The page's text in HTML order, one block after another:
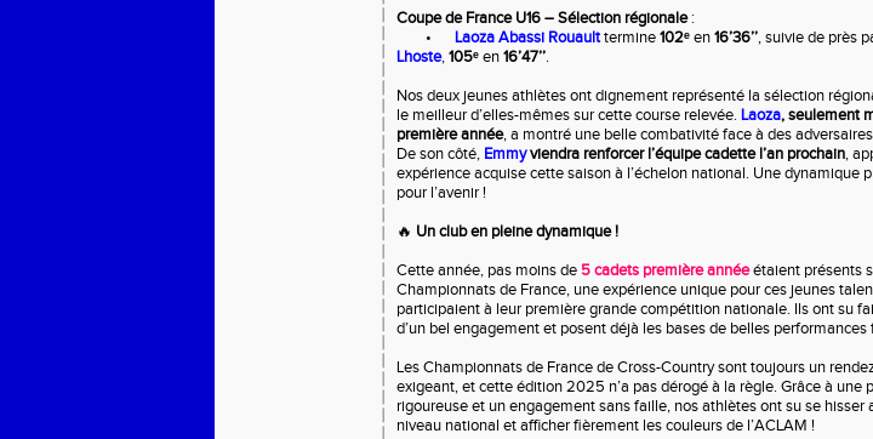
Coupe de France U16 – Sélection régionale :
•
Laoza Abassi Rouaulttermine102ᵉen16’36’’, suivie de près
Lhoste,105ᵉen16’47’’.
Nos deux jeunes athlètes ont dignement représenté la sélection
le meilleur d’elles-mêmes sur cette course relevée. Laoza, seulement
première année, a montré une belle combativité face à des
De son côté, Emmyviendra renforcer l’équipe cadette l’an prochain,
expérience acquise cette saison à l’échelon national. Une dynamique
pour l’avenir !
🔥 Un club en pleine dynamique !
Cette année, pas moins de 5 cadets première annéeétaient présents
Championnats de France, une expérience unique pour ces jeunes
participaient à leur première grande compétition nationale. Ils ont su
d’un bel engagement et posent déjà les bases de belles performances
Les Championnats de France de Cross-Country sont toujours un
exigeant, et cette édition 2025 n’a pas dérogé à la règle. Grâce à une
rigoureuse et un engagement sans faille, nos athlètes ont su se hisser
niveau national et afficher fièrement les couleurs de l’ACLAM !